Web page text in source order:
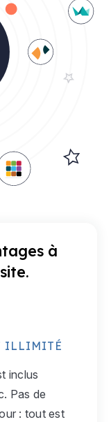
à
ILLIMITÉ
inclus
Pas de
: tout est